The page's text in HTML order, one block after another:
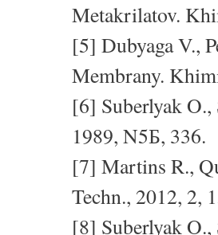
Metakrilatov.
[5] Dubyaga V.,
Membrany.
[6] Suberlyak
1989, N5Б, 336.
[7] Martins R.,
Techn., 2012, 2,
[8] Suberlyak